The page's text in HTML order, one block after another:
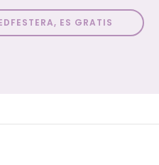
ES GRATIS